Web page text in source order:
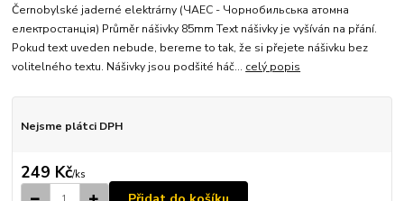
Černobylské jaderné elektrárny (ЧАЕС - Чорнобильська атомна
електростанція) Průměr nášivky 85mm Text nášivky je vyšíván na přání.
Pokud text uveden nebude, bereme to tak, že si přejete nášivku bez
volitelného textu. Nášivky jsou podšité háč... celý popis
Nejsme plátci DPH
249 Kč/ks